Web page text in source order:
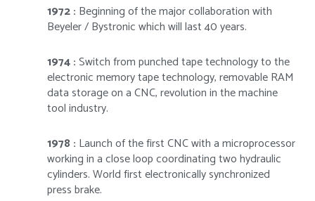
1972 : Beginning of the major collaboration with
Beyeler / Bystronic which will last 40 years.
1974 :Switch from punched tape technology to the
electronic memory tape technology, removable RAM
data storage on a CNC, revolution in the machine
tool industry.
1978 : Launch of the first CNC with a microprocessor
working in a close loop coordinating two hydraulic
cylinders. World first electronically synchronized
press brake.